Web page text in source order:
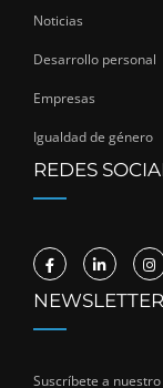
Noticias
Desarrollo personal
Empresas
Igualdad de género
REDES
Suscríbete a